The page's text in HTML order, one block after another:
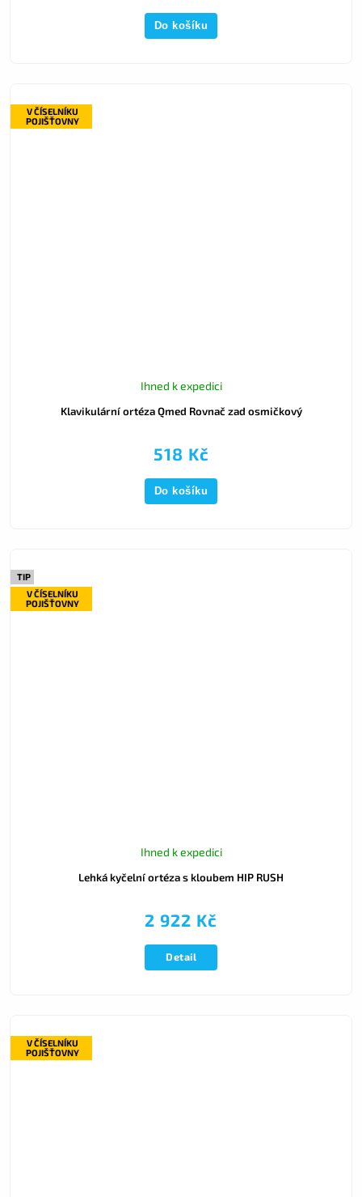
Do košíku
V ČÍSELNÍKU
POJIŠŤOVNY
Klavikulární ortéza Qmed Rovnač zad osmičkový
Ihned k expedici
518 Kč
Do košíku
TIP
V ČÍSELNÍKU
POJIŠŤOVNY
Lehká kyčelní ortéza s kloubem HIP RUSH
Ihned k expedici
2 922 Kč
Detail
V ČÍSELNÍKU
POJIŠŤOVNY